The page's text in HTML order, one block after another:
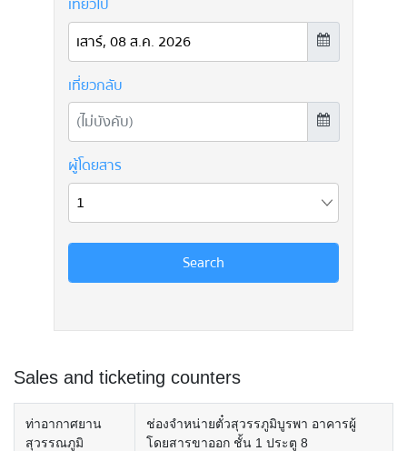
Sales and ticketing counters
ท่าอากาศยาน
สุวรรณภูมิ
ช่องจำหน่ายตั๋วสุวรรภูมิบูรพา อาคารผู้
โดยสารขาออก ชั้น 1 ประตู 8